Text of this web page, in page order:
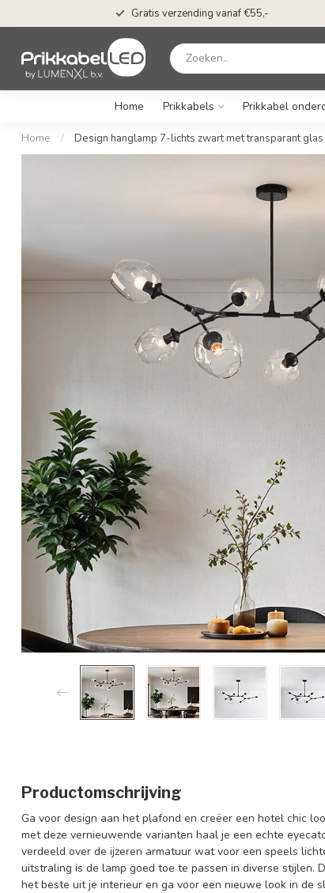
Gratis verzending vanaf €55,-
Home Prikkabels Prikkabel
Home / Design hanglamp 7-lichts zwart met transparant
Productomschrijving
Ga voor design aan het plafond en creëer een hotel chic
met deze vernieuwende varianten haal je een echte
verdeeld over de ijzeren armatuur wat voor een speels
uitstraling is de lamp goed toe te passen in diverse stijlen.
het beste uit je interieur en ga voor een nieuwe look in de